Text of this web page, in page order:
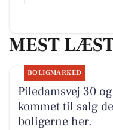
MEST
BOLIGMARKED
Piledamsvej 30
kommet til salg
boligerne her.